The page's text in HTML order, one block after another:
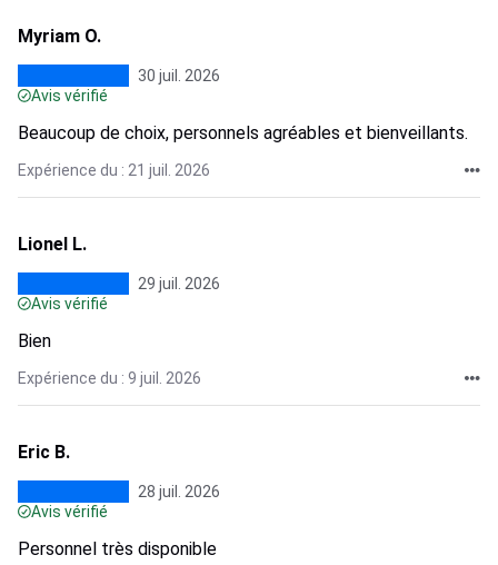
Myriam O.
30 juil. 2026
Avis vérifié
Beaucoup de choix, personnels agréables et bienveillants.
Expérience du : 21 juil. 2026
Lionel L.
29 juil. 2026
Avis vérifié
Bien
Expérience du : 9 juil. 2026
Eric B.
28 juil. 2026
Avis vérifié
Personnel très disponible